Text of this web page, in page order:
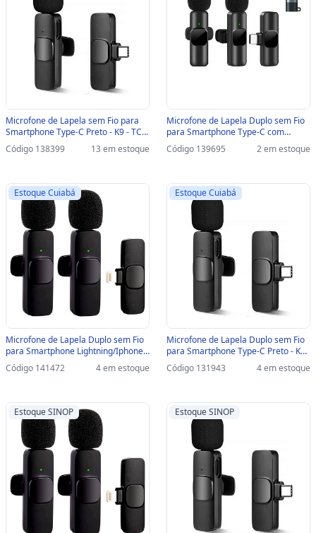
Microfone de Lapela sem Fio para
Smartphone Type-C Preto - K9 - TC-
F2-A - TC-F2-A
Código 138399 13 em estoque
Microfone de Lapela Duplo sem Fio
para Smartphone Type-C com
Adaptador Lightning Preto - K9 - TC-
F5 - TC-F5
Código 139695 2 em estoque
Estoque Cuiabá
Microfone de Lapela Duplo sem Fio
para Smartphone Lightning/Iphone
Preto - K9 - IP-F4 - IP-F4
Código 141472 4 em estoque
Estoque Cuiabá
Microfone de Lapela Duplo sem Fio
para Smartphone Type-C Preto - K9 -
TC-F3 - TC-F3
Código 131943 4 em estoque
Estoque SINOP Estoque SINOP